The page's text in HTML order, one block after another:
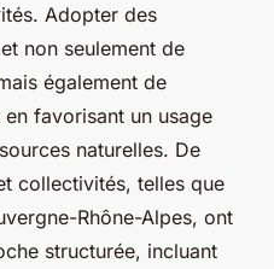
Adopter des
non seulement de
également de
favorisant un usage
naturelles. De
collectivités, telles que
Rhône-Alpes, ont
structurée, incluant